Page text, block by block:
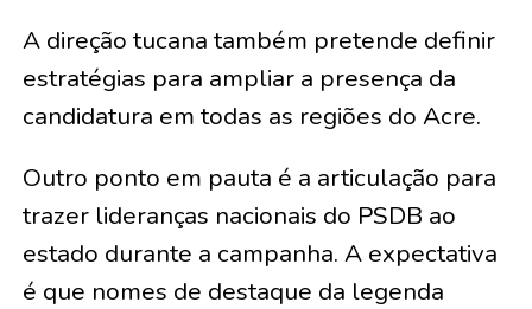
A direção tucana também pretende definir
estratégias para ampliar a presença da
candidatura em todas as regiões do Acre.
Outro ponto em pauta é a articulação para
trazer lideranças nacionais do PSDB ao
estado durante a campanha. A expectativa
é que nomes de destaque da legenda